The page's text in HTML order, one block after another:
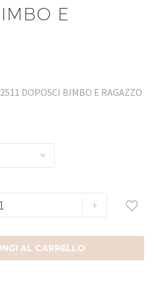
E
DOPOSCI BIMBO E RAGAZZO
+
AL CARRELLO
